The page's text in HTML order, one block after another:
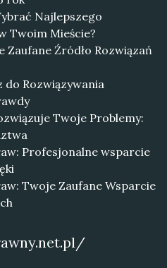
Najlepszego
Twoim Mieście?
Zaufane Źródło Rozwiązań
Rozwiązywania
Twoje Problemy:
Profesjonalne wsparcie
Twoje Zaufane Wsparcie